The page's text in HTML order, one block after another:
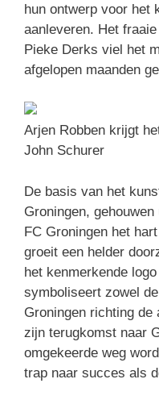
hun ontwerp voor het
aanleveren. Het
Pieke Derks viel het
afgelopen maanden
Arjen Robben krijgt
John Schurer
De basis van het
Groningen,
FC Groningen het
groeit een helder
het kenmerkende
symboliseert zowel
Groningen richting de
zijn terugkomst naar
omgekeerde weg
trap naar succes als